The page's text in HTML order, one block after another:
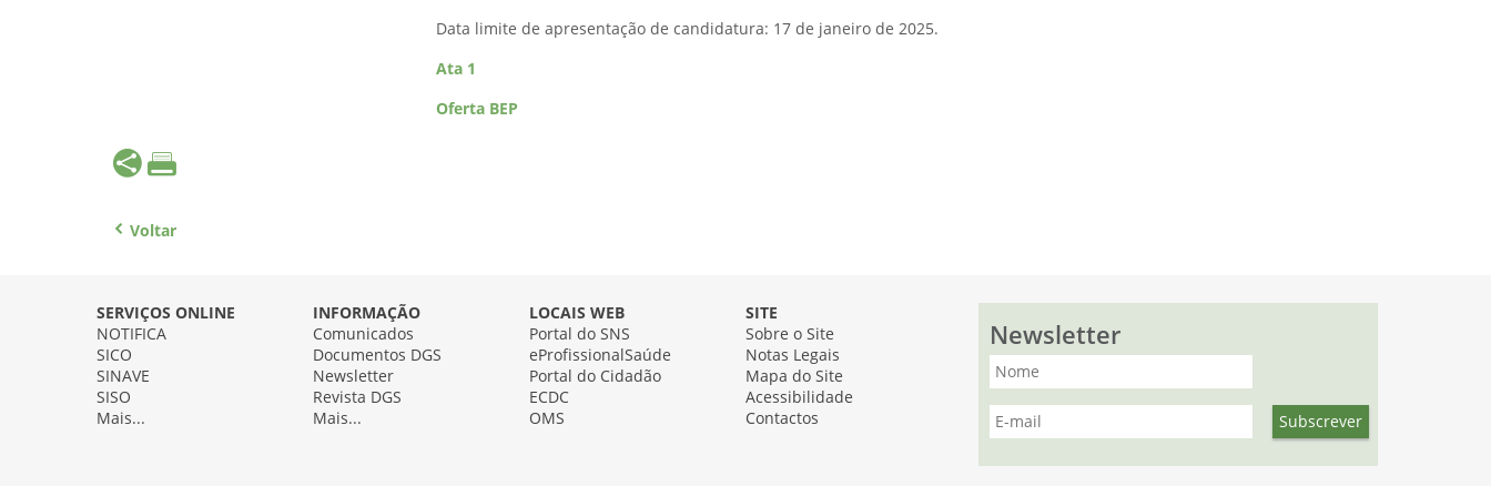
Data limite de apresentação de candidatura: 17 de janeiro de 2025.
Ata 1
Oferta BEP
Voltar
SERVIÇOS ONLINE
NOTIFICA
SICO
SINAVE
SISO
Mais...
INFORMAÇÃO
Comunicados
Documentos DGS
Newsletter
Revista DGS
Mais...
LOCAIS WEB
Portal do SNS
eProfissionalSaúde
Portal do Cidadão
ECDC
OMS
SITE
Sobre o Site
Notas Legais
Mapa do Site
Acessibilidade
Contactos
Newsletter